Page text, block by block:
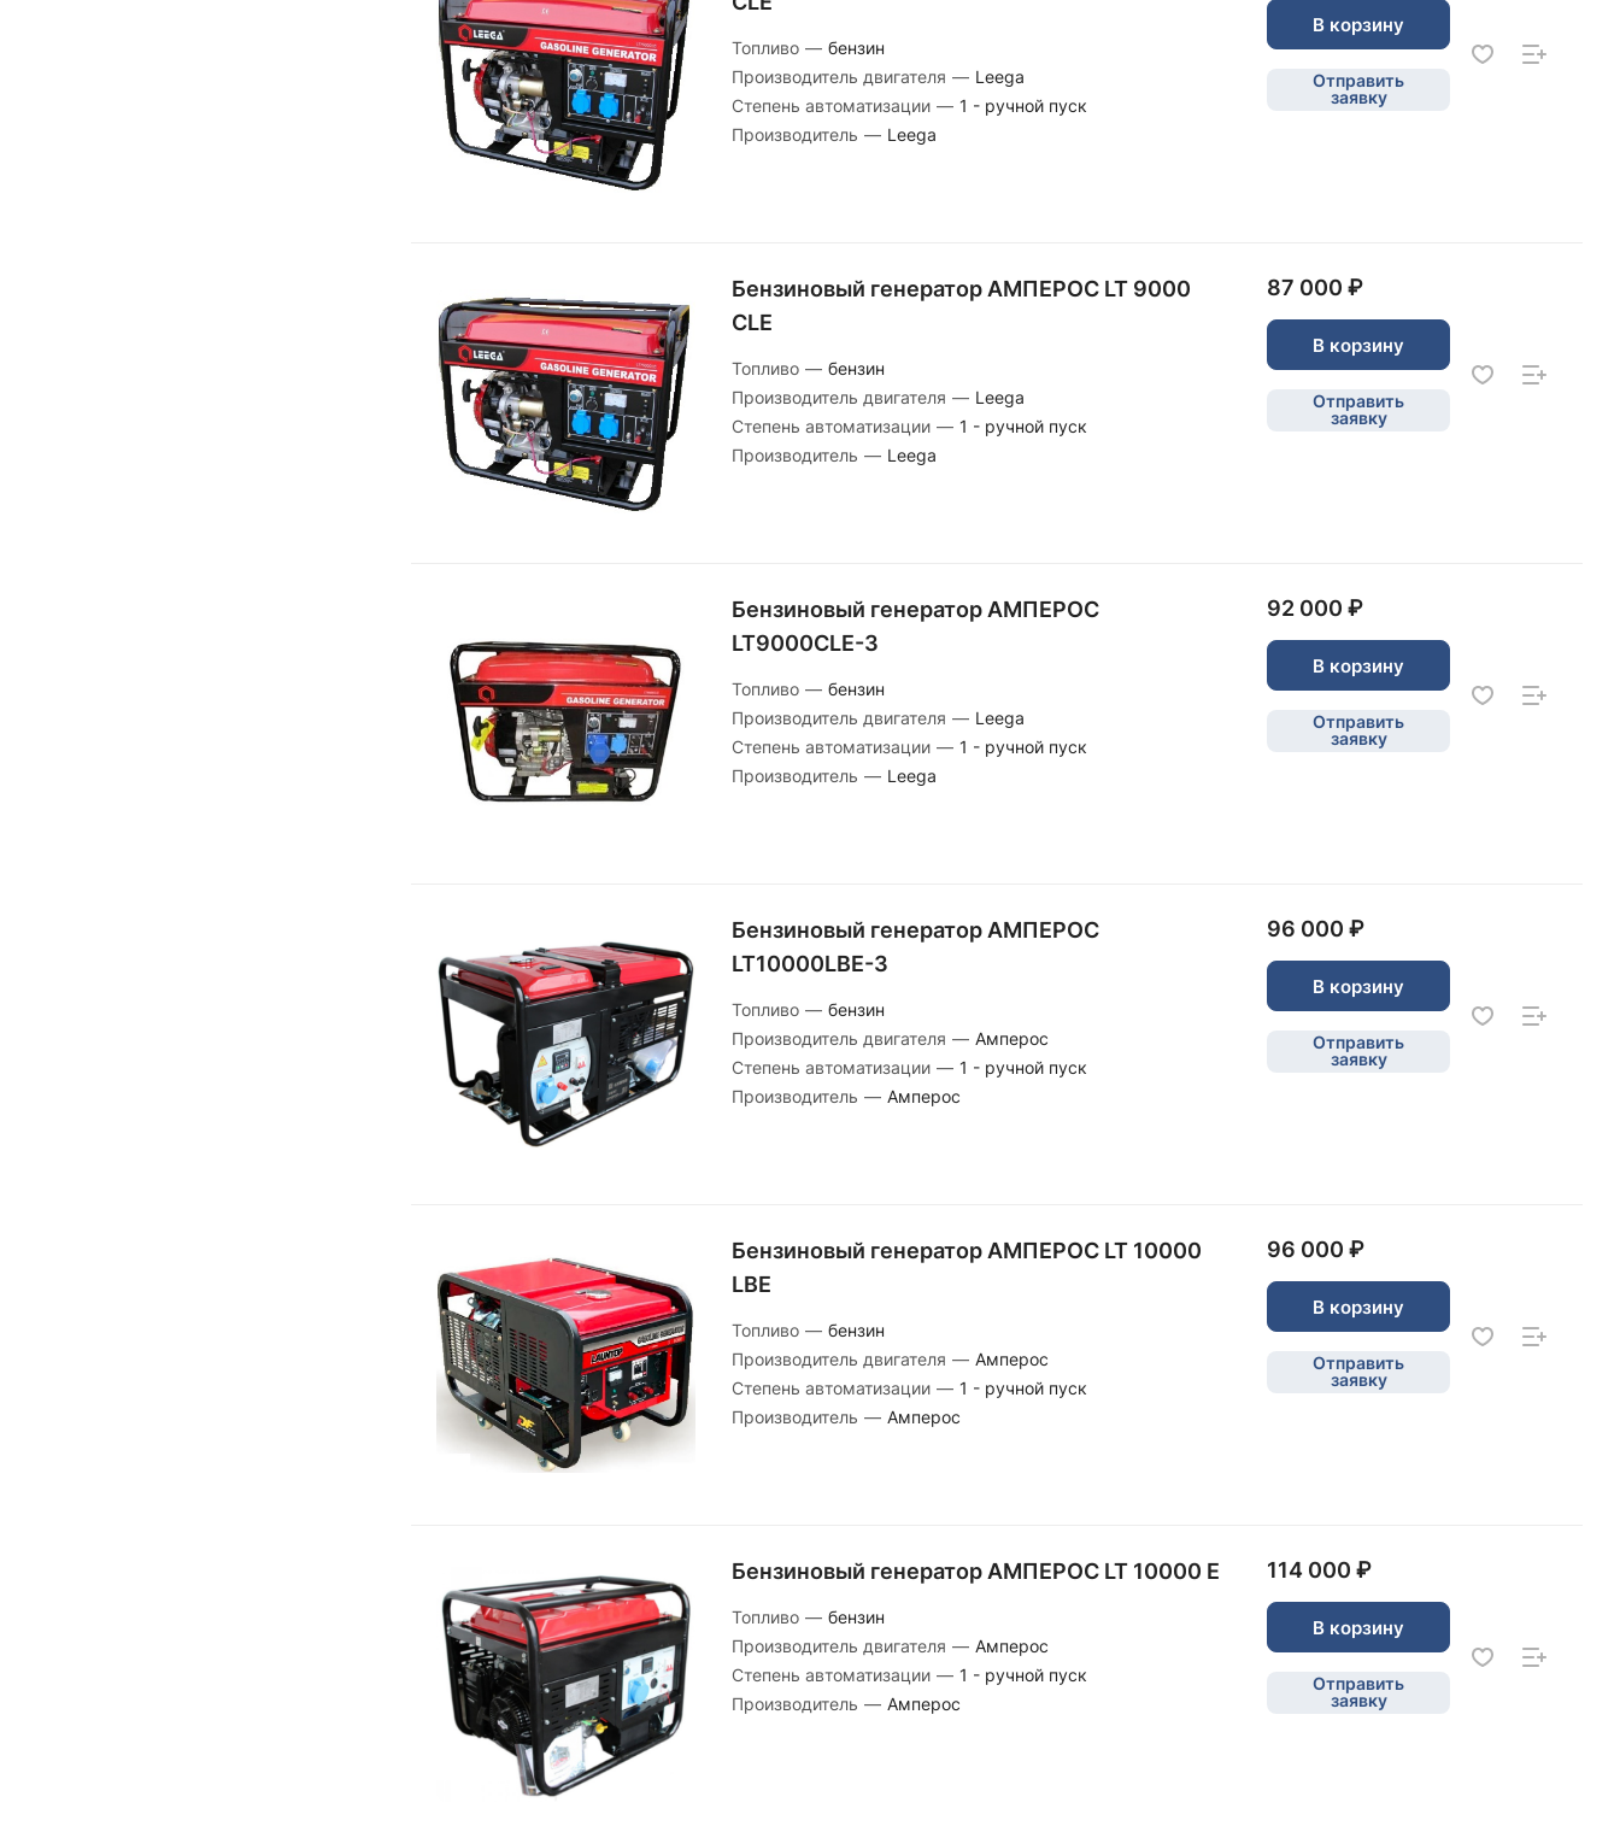
Топливо — бензин
Производитель двигателя — Leega
Степень автоматизации — 1 - ручной пуск
Производитель — Leega
В корзину
Отправить
заявку
Бензиновый генератор АМПЕРОС LT 9000
CLE
Топливо — бензин
Производитель двигателя — Leega
Степень автоматизации — 1 - ручной пуск
Производитель — Leega
87 000 ₽
В корзину
Отправить
заявку
Бензиновый генератор АМПЕРОС
LT9000СLE-3
Топливо — бензин
Производитель двигателя — Leega
Степень автоматизации — 1 - ручной пуск
Производитель — Leega
92 000 ₽
В корзину
Отправить
заявку
Бензиновый генератор АМПЕРОС
LT10000LBE-3
Топливо — бензин
Производитель двигателя — Амперос
Степень автоматизации — 1 - ручной пуск
Производитель — Амперос
96 000 ₽
В корзину
Отправить
заявку
Бензиновый генератор АМПЕРОС LT 10000
LBE
Топливо — бензин
Производитель двигателя — Амперос
Степень автоматизации — 1 - ручной пуск
Производитель — Амперос
96 000 ₽
В корзину
Отправить
заявку
Бензиновый генератор АМПЕРОС LT 10000 E
Топливо — бензин
Производитель двигателя — Амперос
Степень автоматизации — 1 - ручной пуск
Производитель — Амперос
114 000 ₽
В корзину
Отправить
заявку